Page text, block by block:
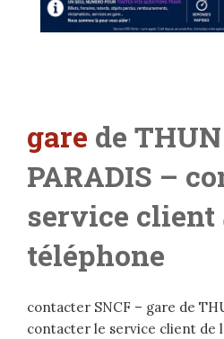
gare de
PARADIS –
service client
téléphone
contacter SNCF – gare de
contacter le service client de